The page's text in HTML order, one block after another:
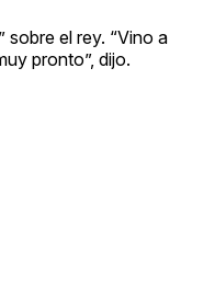
sobre el rey. “Vino a
pronto”, dijo.